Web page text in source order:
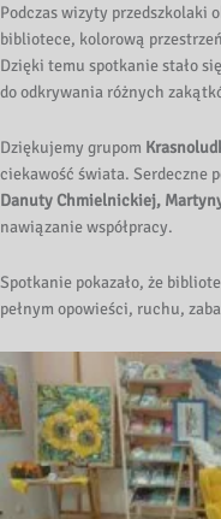
Podczas wizyty przedszkolaki
bibliotece, kolorową
Dzięki temu spotkanie stało
do odkrywania różnych
Dziękujemy grupom
ciekawość świata. Serdeczne
Danuty Chmielnickiej,
nawiązanie współpracy.
Spotkanie pokazało, że
pełnym opowieści, ruchu,